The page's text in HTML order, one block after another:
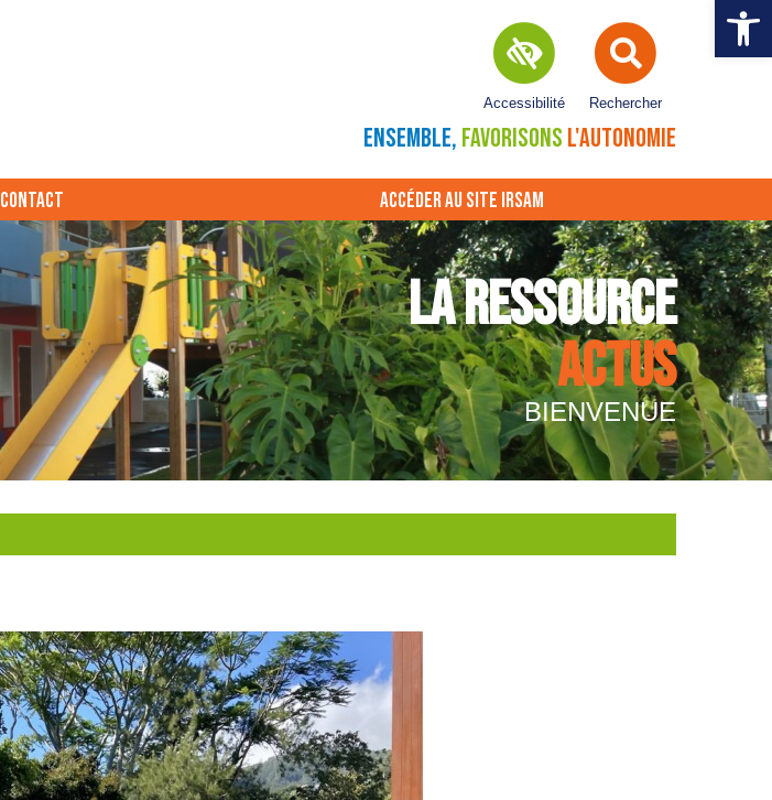
Ouvrir
Rechercher
Accessibilité
ENSEMBLE, FAVORISONS L'AUTONOMIE
CONTACT ACCÉDER AU SITE IRSAM
LA RESSOURCE
ACTUS
BIENVENUE